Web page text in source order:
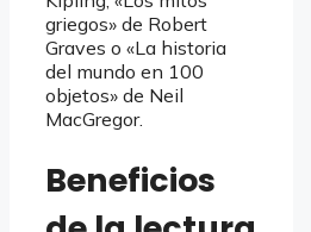
griegos» de Robert
Graves o «La historia
del mundo en 100
objetos» de Neil
MacGregor.
Beneficios